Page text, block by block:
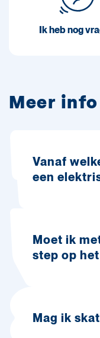
Ik heb nog
Meer
Vanaf
een
Moet ik
step op
Mag ik